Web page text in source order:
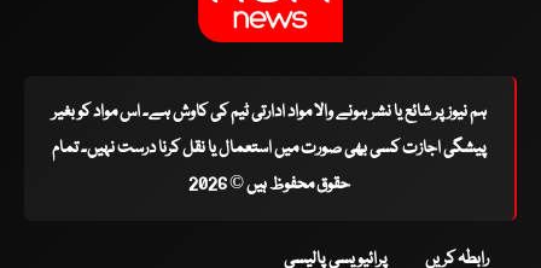
ہم نیوز پر شائع یا نشر ہونے والا مواد ادارتی ٹیم کی کاوش ہے۔ اس مواد کو بغیر
پیشگی اجازت کسی بھی صورت میں استعمال یا نقل کرنا درست نہیں۔ تمام
حقوق محفوظ ہیں © 2026
رابطہ کریں پرائیویسی پالیسی